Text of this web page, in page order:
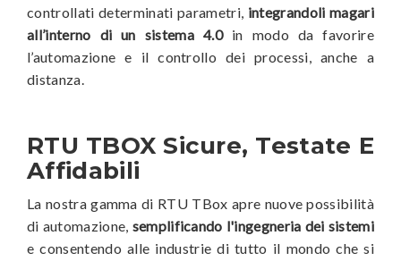
controllati determinati parametri, integrandoli magari
all’interno di un sistema 4.0in modo da favorire
l’automazione e il controllo dei processi, anche a
distanza.
RTU TBOX Sicure, Testate E
Affidabili
La nostra gamma di RTU TBox apre nuove possibilità
di automazione, semplificando l'ingegneria dei sistemi
e consentendo alle industrie di tutto il mondo che si